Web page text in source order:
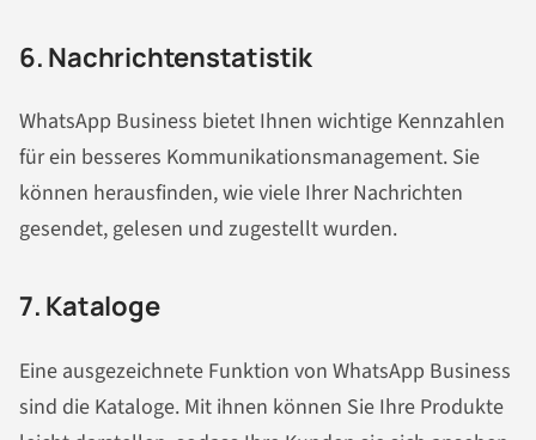
6. Nachrichtenstatistik
WhatsApp Business bietet Ihnen wichtige Kennzahlen
für ein besseres Kommunikationsmanagement. Sie
können herausfinden, wie viele IhrerNachrichten
gesendet, gelesen und zugestellt wurden.
7. Kataloge
Eine ausgezeichnete Funktion von WhatsApp Business
sind die Kataloge. Mit ihnen können Sie Ihre Produkte